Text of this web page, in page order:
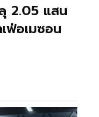
2.05 แสน
ฟ่อเมซอน